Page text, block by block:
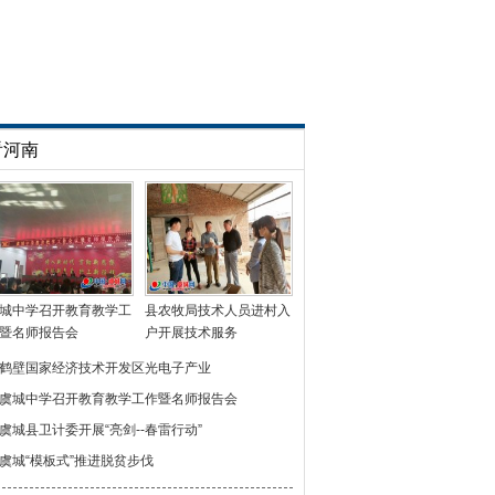
河南
中学召开教育教学工
名师报告会
县农牧局技术人员进村入
户开展技术服务
鹤壁国家经济技术开发区光电子产业
虞城中学召开教育教学工作暨名师报告会
虞城县卫计委开展“亮剑--春雷行动”
虞城“模板式”推进脱贫步伐